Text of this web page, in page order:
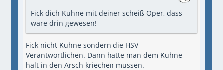
Fick dich Kühne mit deiner scheiß Oper, dass
wäre drin gewesen!
Fick nicht Kühne sondern die HSV
Verantwortlichen. Dann hätte man dem Kühne
halt in den Arsch kriechen müssen.